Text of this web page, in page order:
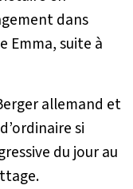
dans
Emma, suite à
allemand et
si
du jour au